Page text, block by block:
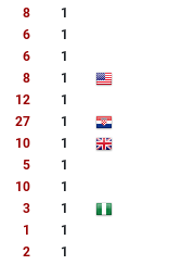
8
1
6
1
6
1
8
1
12
1
27
1
10
1
5
1
10
1
3
1
1
1
2
1